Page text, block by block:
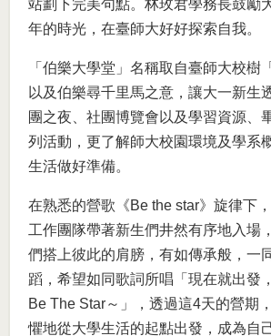
站劃下完美句點。林玫君學務長鼓勵
年的時光，在臺師大好好探索自我。
「伯樂大學堂」名稱取自臺師大校樹
以及伯樂尋千里馬之意，讓大一新生
團之夜、社團博覽會以及學習資源、
列活動，更了解師大校園環境及學系
生活做好準備。
在熟悉的營歌《Be the star》旋律下
工作團隊帶著新生們井然有序地入場
們搭上彼此的肩膀，有如傳承般，一
蹈，希望如同歌詞所唱「現在就出發
Be The Star～」，透過這4天的營期
懼地從大學生活的起點出發，成為自